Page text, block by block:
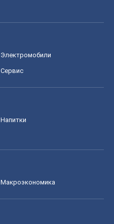
Электромобили
Сервис
Напитки
Mакроэкономика